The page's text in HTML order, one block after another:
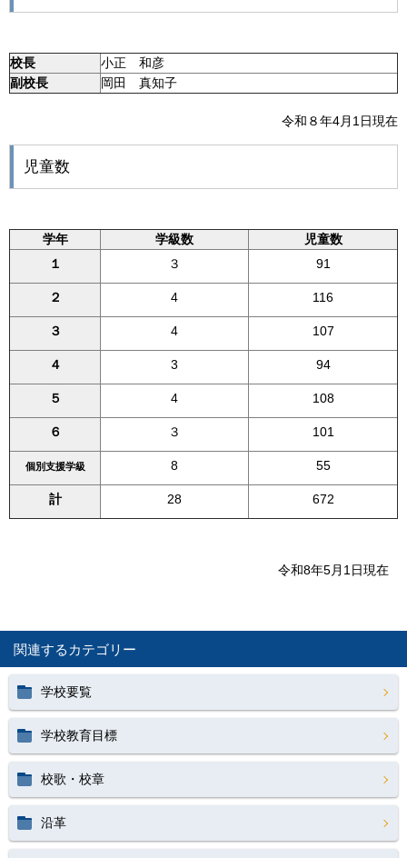
校長
小正 和彦
副校長
岡田 真知子
令和８年4月1日現在
児童数
学年 学級数
児童数
１
３ 91
２ 4 116
３ 4 107
４ 3 94
５ 4 108
６ ３ 101
個別支援学級 8 55
計 28 672
令和8年5月1日現在
関連するカテゴリー
学校要覧
学校教育目標
校歌・校章
沿革